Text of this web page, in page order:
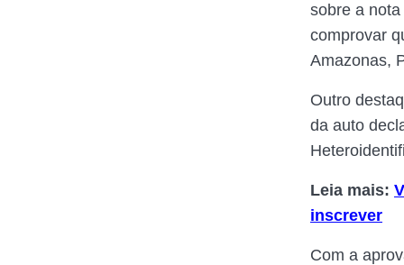
sobre a
comprovar
Amazonas,
Outro
da auto
Leia mais:
inscrever
Com a